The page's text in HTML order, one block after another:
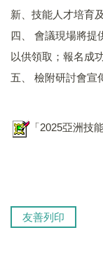
新、技能人才培育
四、 會議現場將提
以供領取；報名成
五、 檢附研討會宣
「2025亞洲技
友善列印